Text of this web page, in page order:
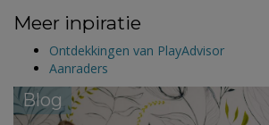
Meer inpiratie
Ontdekkingen van PlayAdvisor
Aanraders
Blog